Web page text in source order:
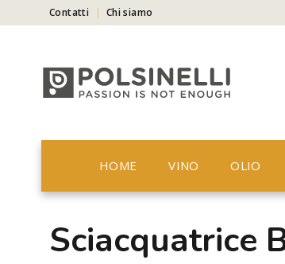
Contatti Chi siamo
HOME VINO OLIO
Sciacquatrice